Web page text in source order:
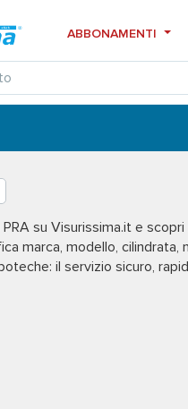
ABBONAMENTI
su Visurissima.it e
marca, modello,
il servizio sicuro,